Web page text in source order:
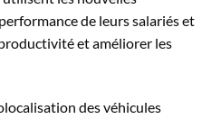
de leurs salariés et
et améliorer les
des véhicules